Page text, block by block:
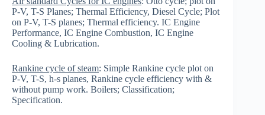
P-V, T-S Planes; Thermal Efficiency, Diesel Cycle; Plot
on P-V, T-S planes; Thermal efficiency. IC Engine
Performance, IC Engine Combustion, IC Engine
Cooling & Lubrication.
Rankine cycle of steam: Simple Rankine cycle plot on
P-V, T-S, h-s planes, Rankine cycle efficiency with &
without pump work. Boilers; Classification;
Specification.